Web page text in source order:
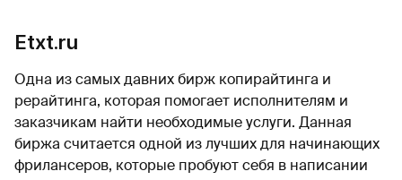
Etxt.ru
Одна из самых давних бирж копирайтинга и
рерайтинга, которая помогает исполнителям и
заказчикам найти необходимые услуги. Данная
биржа считается одной из лучших для начинающих
фрилансеров, которые пробуют себя в написании